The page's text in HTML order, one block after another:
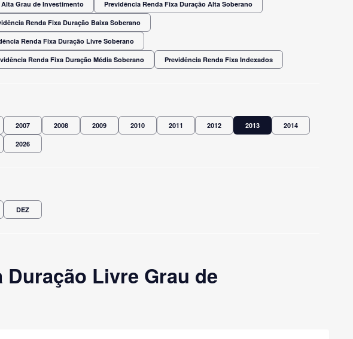
Grau de Investimento Previdência Renda Fixa Duração Alta Soberano
Renda Fixa Duração Baixa Soberano
Renda Fixa Duração Livre Soberano
Renda Fixa Duração Média Soberano Previdência Renda Fixa Indexados
2007 2008 2009 2010 2011 2012 2013 2014
2026
DEZ
Livre Grau de